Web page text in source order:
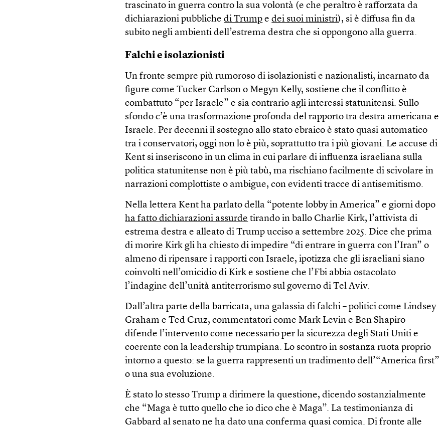
trascinato in guerra contro la sua volontà (e che peraltro è rafforzata da
dichiarazioni pubblichedi Trump edei suoi ministri), si è diffusa fin da
subito negli ambienti dell’estrema destra che si oppongono alla guerra.
Falchi e isolazionisti
Un fronte sempre più rumoroso di isolazionisti e nazionalisti, incarnato da
figure come Tucker Carlson o Megyn Kelly, sostiene che il conflitto è
combattuto “per Israele” e sia contrario agli interessi statunitensi. Sullo
sfondo c’è una trasformazione profonda del rapporto tra destra americana e
Israele. Per decenni il sostegno allo stato ebraico è stato quasi automatico
tra i conservatori; oggi non lo è più, soprattutto tra i più giovani. Le accuse di
Kent si inseriscono in un clima in cui parlare di influenza israeliana sulla
politica statunitense non è più tabù, ma rischiano facilmente di scivolare in
narrazioni complottiste o ambigue, con evidenti tracce di antisemitismo.
Nella lettera Kent ha parlato della “potente lobby in America” e giorni dopo
ha fatto dichiarazioni assurde tirando in ballo Charlie Kirk, l’attivista di
estrema destra e alleato di Trump ucciso a settembre 2025. Dice che prima
di morire Kirk gli ha chiesto di impedire “di entrare in guerra con l’Iran” o
almeno di ripensare i rapporti con Israele, ipotizza che gli israeliani siano
coinvolti nell’omicidio di Kirk e sostiene che l’Fbi abbia ostacolato
l’indagine dell’unità antiterrorismo sul governo di Tel Aviv.
Dall’altra parte della barricata, una galassia di falchi – politici come Lindsey
Graham e Ted Cruz, commentatori come Mark Levin e Ben Shapiro –
difende l’intervento come necessario per la sicurezza degli Stati Uniti e
coerente con la leadership trumpiana. Lo scontro in sostanza ruota proprio
intorno a questo: se la guerra rappresenti un tradimento dell’“America first”
o una sua evoluzione.
È stato lo stesso Trump a dirimere la questione, dicendo sostanzialmente
che “Maga è tutto quello che io dico che è Maga”. La testimonianza di
Gabbard al senato ne ha dato una conferma quasi comica. Di fronte alle